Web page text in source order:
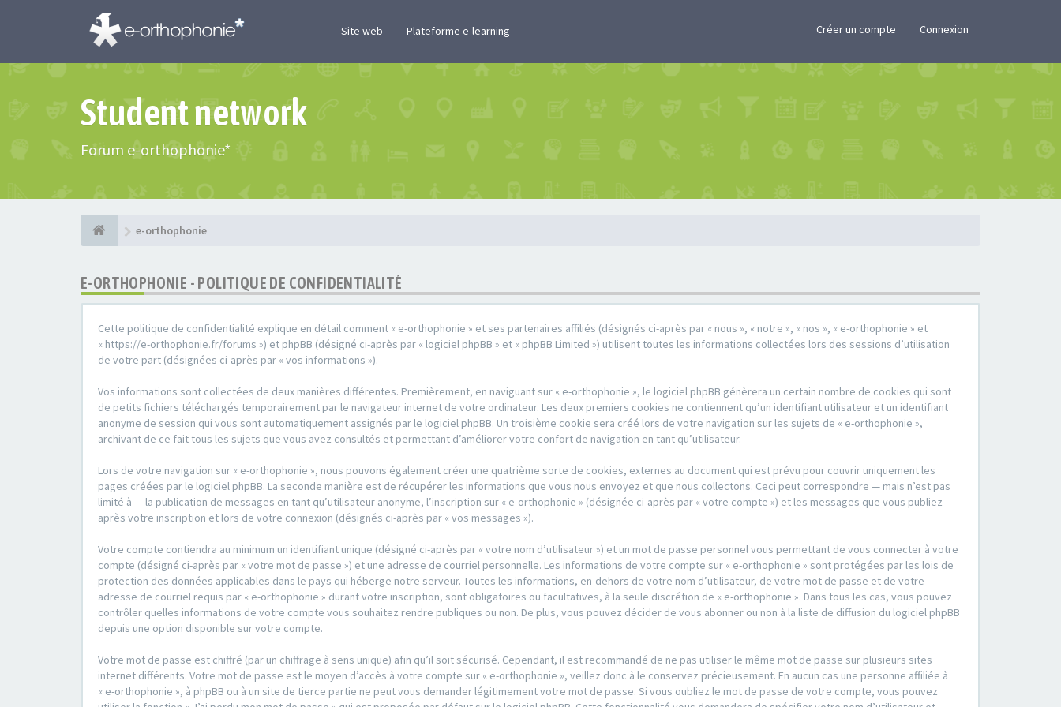
Site web Plateforme e-learning Créer un compte Connexion
Student network
Forum e-orthophonie*
e-orthophonie
E-ORTHOPHONIE - POLITIQUE DE CONFIDENTIALITÉ
Cette politique de confidentialité explique en détail comment « e-orthophonie » et ses partenaires affiliés (désignés ci-après par « nous », « notre », « nos », « e-orthophonie » et
« https://e-orthophonie.fr/forums ») et phpBB (désigné ci-après par « logiciel phpBB » et « phpBB Limited ») utilisent toutes les informations collectées lors des sessions d’utilisation
de votre part (désignées ci-après par « vos informations »).
Vos informations sont collectées de deux manières différentes. Premièrement, en naviguant sur « e-orthophonie », le logiciel phpBB génèrera un certain nombre de cookies qui sont
de petits fichiers téléchargés temporairement par le navigateur internet de votre ordinateur. Les deux premiers cookies ne contiennent qu’un identifiant utilisateur et un identifiant
anonyme de session qui vous sont automatiquement assignés par le logiciel phpBB. Un troisième cookie sera créé lors de votre navigation sur les sujets de « e-orthophonie »,
archivant de ce fait tous les sujets que vous avez consultés et permettant d’améliorer votre confort de navigation en tant qu’utilisateur.
Lors de votre navigation sur « e-orthophonie », nous pouvons également créer une quatrième sorte de cookies, externes au document qui est prévu pour couvrir uniquement les
pages créées par le logiciel phpBB. La seconde manière est de récupérer les informations que vous nous envoyez et que nous collectons. Ceci peut correspondre — mais n’est pas
limité à — la publication de messages en tant qu’utilisateur anonyme, l’inscription sur « e-orthophonie » (désignée ci-après par « votre compte ») et les messages que vous publiez
après votre inscription et lors de votre connexion (désignés ci-après par « vos messages »).
Votre compte contiendra au minimum un identifiant unique (désigné ci-après par « votre nom d’utilisateur ») et un mot de passe personnel vous permettant de vous connecter à votre
compte (désigné ci-après par « votre mot de passe ») et une adresse de courriel personnelle. Les informations de votre compte sur « e-orthophonie » sont protégées par les lois de
protection des données applicables dans le pays qui héberge notre serveur. Toutes les informations, en-dehors de votre nom d’utilisateur, de votre mot de passe et de votre
adresse de courriel requis par « e-orthophonie » durant votre inscription, sont obligatoires ou facultatives, à la seule discrétion de « e-orthophonie ». Dans tous les cas, vous pouvez
contrôler quelles informations de votre compte vous souhaitez rendre publiques ou non. De plus, vous pouvez décider de vous abonner ou non à la liste de diffusion du logiciel phpBB
depuis une option disponible sur votre compte.
Votre mot de passe est chiffré (par un chiffrage à sens unique) afin qu’il soit sécurisé. Cependant, il est recommandé de ne pas utiliser le même mot de passe sur plusieurs sites
internet différents. Votre mot de passe est le moyen d’accès à votre compte sur « e-orthophonie », veillez donc à le conservez précieusement. En aucun cas une personne affiliée à
« e-orthophonie », à phpBB ou à un site de tierce partie ne peut vous demander légitimement votre mot de passe. Si vous oubliez le mot de passe de votre compte, vous pouvez